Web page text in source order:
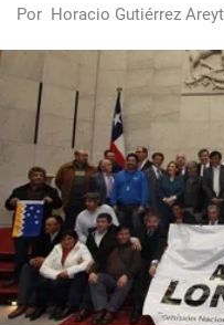
Por Horacio Gutiérrez